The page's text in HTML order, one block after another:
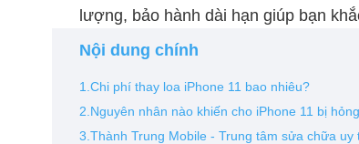
lượng, bảo hành dài hạn giúp bạn
Nội dung chính
1.Chi phí thay loa iPhone 11 bao nhiêu?
2.Nguyên nhân nào khiến cho iPhone 11 bị
3.Thành Trung Mobile - Trung tâm sửa chữa uy